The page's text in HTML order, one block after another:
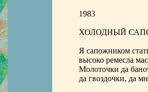
1983
ХОЛОДНЫЙ
Я сапожником
высоко ремесла
Молоточки да
да гвоздочки, да